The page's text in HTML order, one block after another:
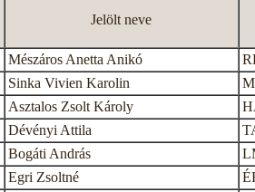
Jelölt neve
Mészáros Anetta Anikó
Sinka Vivien Karolin
Asztalos Zsolt Károly
Dévényi Attila
Bogáti András
Egri Zsoltné